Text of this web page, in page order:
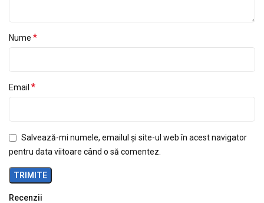
Recenzii
Nume *
Email *
Salvează-mi numele, emailul și site-ul web în acest navigator
pentru data viitoare când o să comentez.